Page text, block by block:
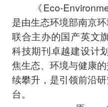
《Eco-
是由生态环境部南京
联合主办的国产英文
科技期刊卓越建设计
焦生态、环境与健康
续攀升，是引领前沿
台。